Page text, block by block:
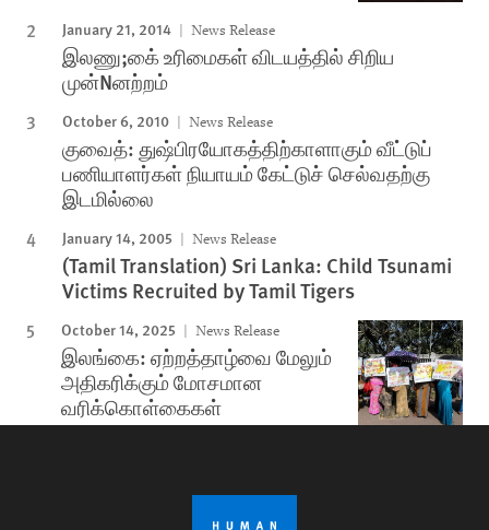
January 21, 2014 News Release
இலணு;கை் உரிமைகள் விடயத்தில் சிறிய
முன்Nனற்றம்
October 6, 2010 News Release
குவைத்: துஷ்பிரயோகத்திற்காளாகும் வீட்டுப்
பணியாளர்கள் நியாயம் கேட்டுச் செல்வதற்கு
இடமில்லை
January 14, 2005 News Release
(Tamil Translation) Sri Lanka: Child Tsunami
Victims Recruited by Tamil Tigers
October 14, 2025 News Release
இலங்கை: ஏற்றத்தாழ்வை மேலும்
அதிகரிக்கும் மோசமான
வரிக்கொள்கைகள்